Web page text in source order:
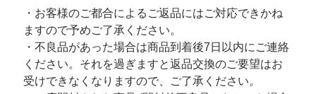
・お客様のご都合によるご返品にはご対応できかね
ますので予めご了承ください。
・不良品があった場合は商品到着後7日以内にご連絡
ください。それを過ぎますと返品交換のご要望はお
受けできなくなりますので、ご了承ください。